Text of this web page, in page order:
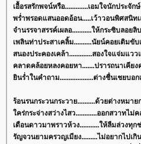
เอื้อรสรักพจน์หรือ.............เอมใจนักประจักษ์
พร่ำพรอดแสนออดอ้อน.....เว้าวอนพิศสนิท
จำนรรจาสรรค์เผลอ...........ให้กระซิบลอยลิ
เพลินท่าประสาเคลิ้ม..........นัยน์คอยเติมขับ
สนองประคองเคล้า.............สองใจแจ่มแว
คลาดคล้อยหลงคอยหา.......ปรารถนาเคีย
นร่ำในคำถาม...................ต่างชื่นเชยบอก
ร้อนรนกระวนกระวาย..........ด้วยต่างหมาย
คร่กระจ่างสว่างไสว............ออกสวาทไม่ค
เดือนดาวมาพราวห้วง...........ให้ลืมล่วงทุก
รัญจวนยามครวญเมียง.........ไม่อยากไปเกิ